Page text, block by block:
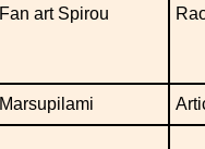
Fan art Spirou
Marsupilami